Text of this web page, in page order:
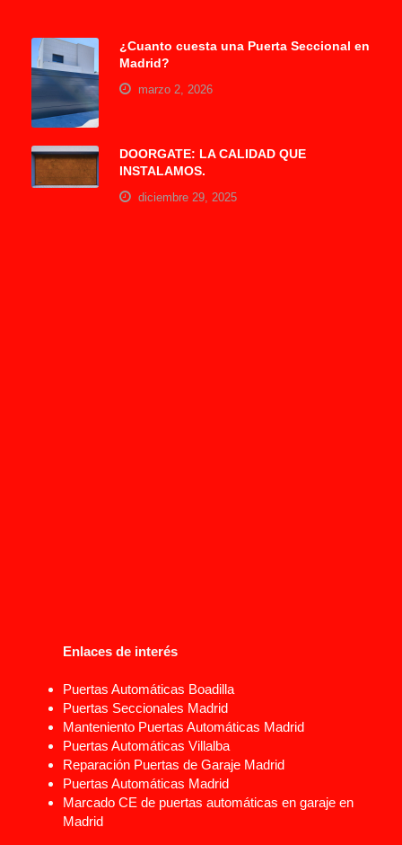
¿Cuanto cuesta una Puerta Seccional en
Madrid?
marzo 2, 2026
DOORGATE: LA CALIDAD QUE
INSTALAMOS.
diciembre 29, 2025
Enlaces de interés
Puertas Automáticas Boadilla
Puertas Seccionales Madrid
Manteniento Puertas Automáticas Madrid
Puertas Automáticas Villalba
Reparación Puertas de Garaje Madrid
Puertas Automáticas Madrid
Marcado CE de puertas automáticas en garaje en
Madrid